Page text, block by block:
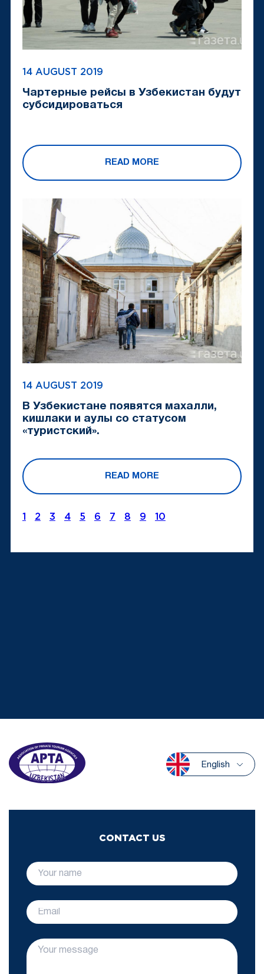
14 AUGUST 2019
Чартерные рейсы в Узбекистан будут
субсидироваться
READ MORE
14 AUGUST 2019
В Узбекистане появятся махалли,
кишлаки и аулы со статусом
«туристский».
READ MORE
1 2 3 4 5 6 7 8 9 10
English
CONTACT US